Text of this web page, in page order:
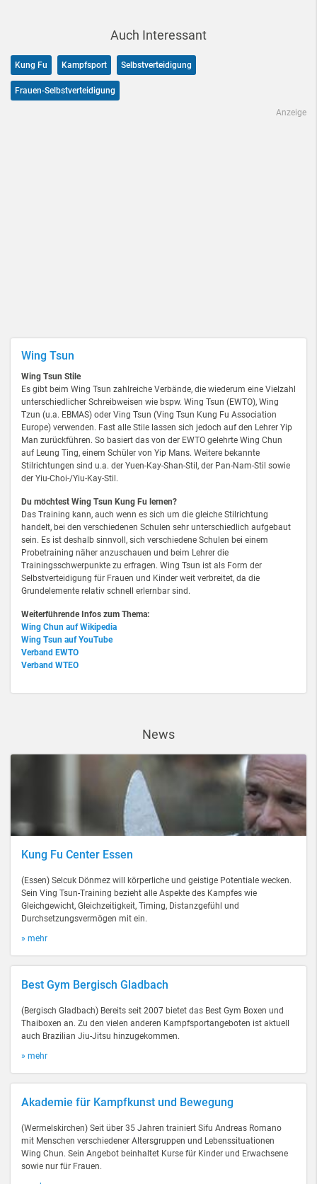
Wing Tsun
Wing Tsun Stile
Es gibt beim Wing Tsun zahlreiche Verbände, die wiederum eine Vielzahl
unterschiedlicher Schreibweisen wie bspw. Wing Tsun (EWTO), Wing
Tzun (u.a. EBMAS) oder Ving Tsun (Ving Tsun Kung Fu Association
Europe) verwenden. Fast alle Stile lassen sich jedoch auf den Lehrer Yip
Man zurückführen. So basiert das von der EWTO gelehrte Wing Chun
auf Leung Ting, einem Schüler von Yip Mans. Weitere bekannte
Stilrichtungen sind u.a. der Yuen-Kay-Shan-Stil, der Pan-Nam-Stil sowie
der Yiu-Choi-/Yiu-Kay-Stil.
Du möchtest Wing Tsun Kung Fu lernen?
Das Training kann, auch wenn es sich um die gleiche Stilrichtung
handelt, bei den verschiedenen Schulen sehr unterschiedlich aufgebaut
sein. Es ist deshalb sinnvoll, sich verschiedene Schulen bei einem
Probetraining näher anzuschauen und beim Lehrer die
Trainingsschwerpunkte zu erfragen. Wing Tsun ist als Form der
Selbstverteidigung für Frauen und Kinder weit verbreitet, da die
Grundelemente relativ schnell erlernbar sind.
Weiterführende Infos zum Thema:
Wing Chun auf Wikipedia
Wing Tsun auf YouTube
Verband EWTO
Verband WTEO
Auch Interessant
Kung Fu Kampfsport Selbstverteidigung
Frauen-Selbstverteidigung
Anzeige
News
Kung Fu Center Essen
(Essen) Selcuk Dönmez will körperliche und geistige Potentiale wecken.
Sein Ving Tsun-Training bezieht alle Aspekte des Kampfes wie
Gleichgewicht, Gleichzeitigkeit, Timing, Distanzgefühl und
Durchsetzungsvermögen mit ein.
» mehr
Best Gym Bergisch Gladbach
(Bergisch Gladbach) Bereits seit 2007 bietet das Best Gym Boxen und
Thaiboxen an. Zu den vielen anderen Kampfsportangeboten ist aktuell
auch Brazilian Jiu-Jitsu hinzugekommen.
» mehr
Akademie für Kampfkunst und Bewegung
(Wermelskirchen) Seit über 35 Jahren trainiert Sifu Andreas Romano
mit Menschen verschiedener Altersgruppen und Lebenssituationen
Wing Chun. Sein Angebot beinhaltet Kurse für Kinder und Erwachsene
sowie nur für Frauen.